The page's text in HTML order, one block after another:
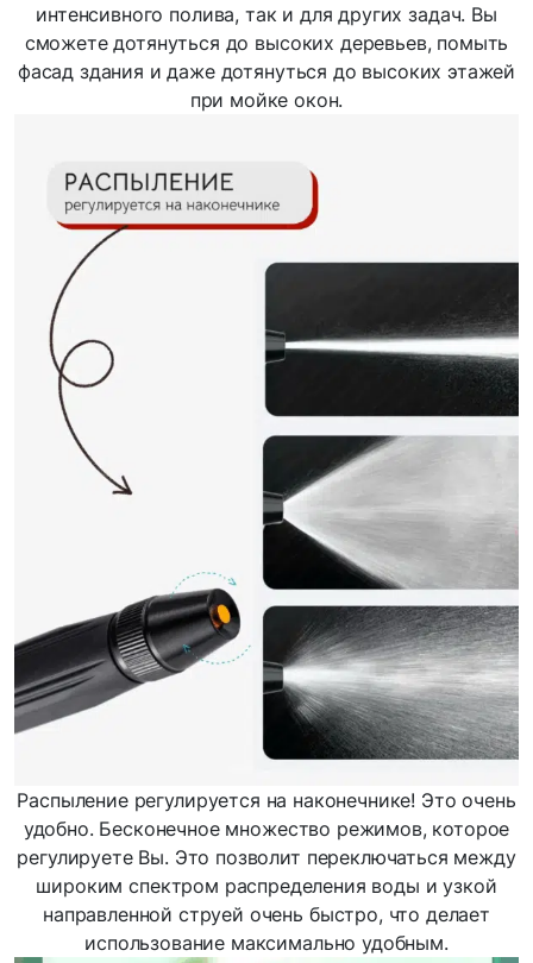
интенсивного полива, так и для других задач. Вы
сможете дотянуться до высоких деревьев, помыть
фасад здания и даже дотянуться до высоких этажей
при мойке окон.
Распыление регулируется на наконечнике! Это очень
удобно. Бесконечное множество режимов, которое
регулируете Вы. Это позволит переключаться между
широким спектром распределения воды и узкой
направленной струей очень быстро, что делает
использование максимально удобным.